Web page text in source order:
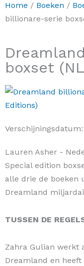
Home / Boeken /
billionare-serie
boxset
Verschijningsdatum:
Lauren Asher -
Special edition
alle drie de boeken
Dreamland
TUSSEN DE
Zahra Gulian werkt
Dreamland en